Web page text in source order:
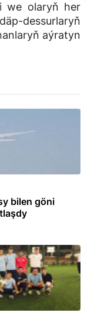
we olaryň her
dessurlaryň
aýratyn
bilen göni